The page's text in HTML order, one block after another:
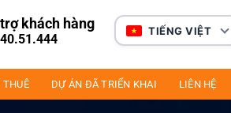
khách hàng TIẾNG VIỆT
THUÊ DỰ ÁN ĐÃ TRIỂN KHAI LIÊN HỆ